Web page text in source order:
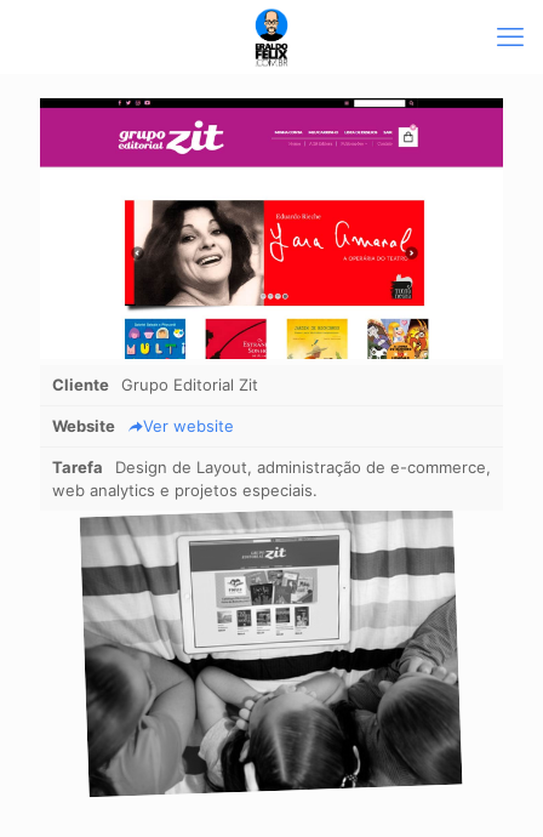
Cliente Grupo Editorial Zit
Website Ver website
Tarefa
Design de Layout, administração de e-commerce,
web analytics e projetos especiais.